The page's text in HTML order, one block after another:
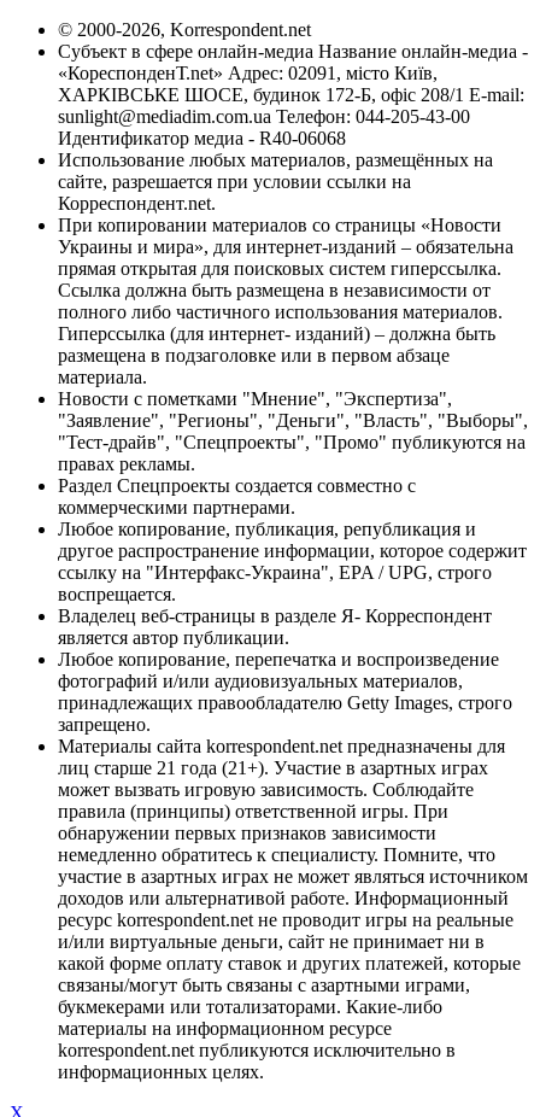
© 2000-2026, Korrespondent.net
Субъект в сфере онлайн-медиа Название онлайн-медиа -
«КореспонденТ.net» Адрес: 02091, місто Київ,
ХАРКІВСЬКЕ ШОСЕ, будинок 172-Б, офіс 208/1 E-mail:
sunlight@mediadim.com.ua Телефон: 044-205-43-00
Идентификатор медиа - R40-06068
Использование любых материалов, размещённых на
сайте, разрешается при условии ссылки на
Корреспондент.net.
При копировании материалов со страницы «Новости
Украины и мира», для интернет-изданий – обязательна
прямая открытая для поисковых систем гиперссылка.
Ссылка должна быть размещена в независимости от
полного либо частичного использования материалов.
Гиперссылка (для интернет- изданий) – должна быть
размещена в подзаголовке или в первом абзаце
материала.
Новости с пометками "Мнение", "Экспертиза",
"Заявление", "Регионы", "Деньги", "Власть", "Выборы",
"Тест-драйв", "Спецпроекты", "Промо" публикуются на
правах рекламы.
Раздел Спецпроекты создается совместно с
коммерческими партнерами.
Любое копирование, публикация, републикация и
другое распространение информации, которое содержит
ссылку на "Интерфакс-Украина", EPA / UPG, строго
воспрещается.
Владелец веб-страницы в разделе Я- Корреспондент
является автор публикации.
Любое копирование, перепечатка и воспроизведение
фотографий и/или аудиовизуальных материалов,
принадлежащих правообладателю Getty Images, строго
запрещено.
Материалы сайта korrespondent.net предназначены для
лиц старше 21 года (21+). Участие в азартных играх
может вызвать игровую зависимость. Соблюдайте
правила (принципы) ответственной игры. При
обнаружении первых признаков зависимости
немедленно обратитесь к специалисту. Помните, что
участие в азартных играх не может являться источником
доходов или альтернативой работе. Информационный
ресурс korrespondent.net не проводит игры на реальные
и/или виртуальные деньги, сайт не принимает ни в
какой форме оплату ставок и других платежей, которые
связаны/могут быть связаны с азартными играми,
букмекерами или тотализаторами. Какие-либо
материалы на информационном ресурсе
korrespondent.net публикуются исключительно в
информационных целях.
X